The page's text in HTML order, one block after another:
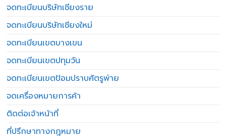
จดทะเบียนบริษัทเชียงราย
จดทะเบียนบริษัทเชียงใหม่
จดทะเบียนเขตบางเขน
จดทะเบียนเขตปทุมวัน
จดทะเบียนเขตป้อมปราบศัตรูพ่าย
จดเครื่องหมายการค้า
ติดต่อเจ้าหน้าที่
ที่ปรึกษาทางกฎหมาย